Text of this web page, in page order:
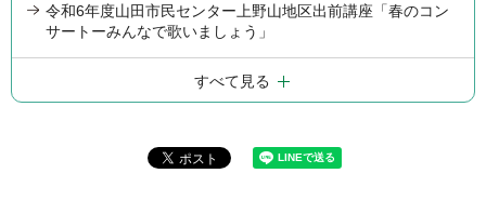
令和6年度山田市民センター上野山地区出前講座「春のコン
サートーみんなで歌いましょう」
すべて見る